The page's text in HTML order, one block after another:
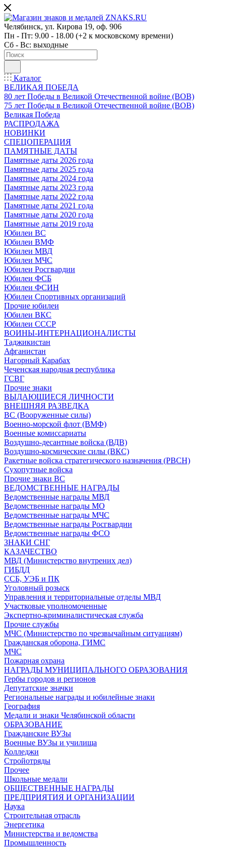
Челябинск, ул. Кирова 19, оф. 906
Пн - Пт: 9.00 - 18.00 (+2 к московскому времени)
Сб - Вс: выходные
Каталог
ВЕЛИКАЯ ПОБЕДА
80 лет Победы в Великой Отечественной войне (ВОВ)
75 лет Победы в Великой Отечественной войне (ВОВ)
Великая Победа
РАСПРОДАЖА
НОВИНКИ
СПЕЦОПЕРАЦИЯ
ПАМЯТНЫЕ ДАТЫ
Памятные даты 2026 года
Памятные даты 2025 года
Памятные даты 2024 года
Памятные даты 2023 года
Памятные даты 2022 года
Памятные даты 2021 года
Памятные даты 2020 года
Памятные даты 2019 года
Юбилеи ВС
Юбилеи ВМФ
Юбилеи МВД
Юбилеи МЧС
Юбилеи Росгвардии
Юбилеи ФСБ
Юбилеи ФСИН
Юбилеи Спортивных организаций
Прочие юбилеи
Юбилеи ВКС
Юбилеи СССР
ВОИНЫ-ИНТЕРНАЦИОНАЛИСТЫ
Таджикистан
Афганистан
Нагорный Карабах
Чеченская народная республика
ГСВГ
Прочие знаки
ВЫДАЮЩИЕСЯ ЛИЧНОСТИ
ВНЕШНЯЯ РАЗВЕДКА
ВС (Вооруженные силы)
Военно-морской флот (ВМФ)
Военные комиссариаты
Воздушно-десантные войска (ВДВ)
Воздушно-космические силы (ВКС)
Ракетные войска стратегического назначения (РВСН)
Сухопутные войска
Прочие знаки ВС
ВЕДОМСТВЕННЫЕ НАГРАДЫ
Ведомственные награды МВД
Ведомственные награды МО
Ведомственные награды МЧС
Ведомственные награды Росгвардии
Ведомственные награды ФСО
ЗНАКИ СНГ
КАЗАЧЕСТВО
МВД (Министерство внутрених дел)
ГИБДД
ССБ, УЭБ и ПК
Уголовный розыск
Управления и территориальные отделы МВД
Участковые уполномоченные
Экспертно-криминалистическая служба
Прочие службы
МЧС (Министерство по чрезвычайным ситуациям)
Гражданская оборона, ГИМС
МЧС
Пожарная охрана
НАГРАДЫ МУНИЦИПАЛЬНОГО ОБРАЗОВАНИЯ
Гербы городов и регионов
Депутатские значки
Региональные награды и юбилейные знаки
География
Медали и знаки Челябинской области
ОБРАЗОВАНИЕ
Гражданские ВУЗы
Военные ВУЗы и училища
Колледжи
Стройотряды
Прочее
Школьные медали
ОБЩЕСТВЕННЫЕ НАГРАДЫ
ПРЕДПРИЯТИЯ И ОРГАНИЗАЦИИ
Наука
Строительная отрасль
Энергетика
Министерства и ведомства
Промышленность